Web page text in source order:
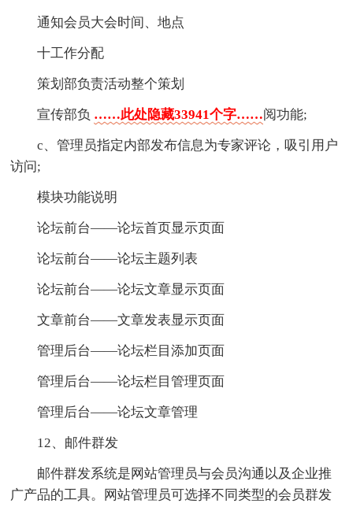
通知会员大会时间、地点
十工作分配
策划部负责活动整个策划
宣传部负 ……此处隐藏33941个字……阅功能;
c、管理员指定内部发布信息为专家评论，吸引用户
访问;
模块功能说明
论坛前台――论坛首页显示页面
论坛前台――论坛主题列表
论坛前台――论坛文章显示页面
文章前台――文章发表显示页面
管理后台――论坛栏目添加页面
管理后台――论坛栏目管理页面
管理后台――论坛文章管理
12、邮件群发
邮件群发系统是网站管理员与会员沟通以及企业推
广产品的工具。网站管理员可选择不同类型的会员群发